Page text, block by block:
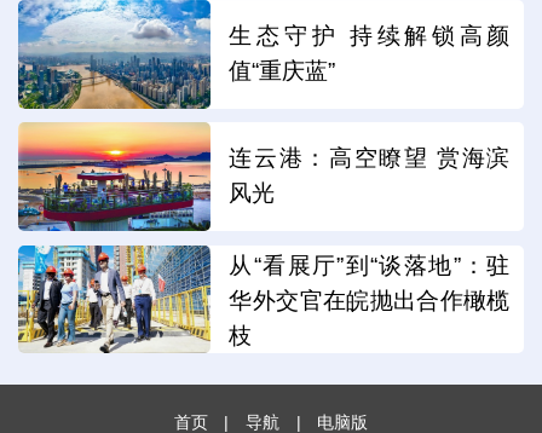
生态守护 持续解锁高颜
值“重庆蓝”
连云港：高空瞭望 赏海滨
风光
从“看展厅”到“谈落地”：驻
华外交官在皖抛出合作橄榄
枝
首页 | 导航 | 电脑版